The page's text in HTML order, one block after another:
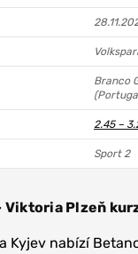
Branco
2.45 –
Sport 2
Viktoria Plzeň
Kyjev nabízí